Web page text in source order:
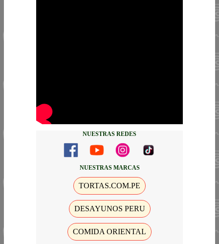
NUESTRAS REDES
NUESTRAS MARCAS
TORTAS.COM.PE
DESAYUNOS PERU
COMIDA ORIENTAL